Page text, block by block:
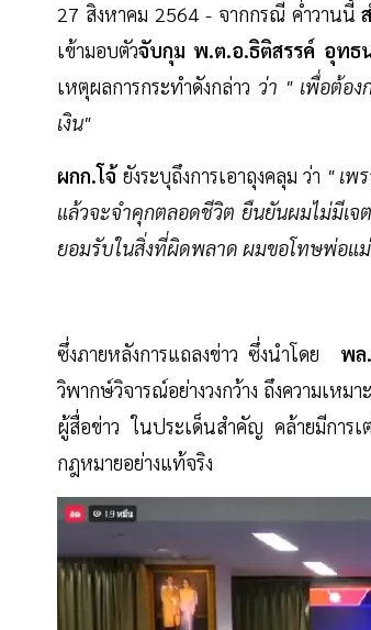
27 สิงหาคม 2564 - จากกรณี ค่ำวานนี้
เข้ามอบตัวจับกุม พ.ต.อ.ธิติสรรค์ อุทธ
เหตุผลการกระทำดังกล่าว ว่า " เพื่อต้อง
เงิน"
ผกก.โจ้ยังระบุถึงการเอาถุงคลุม ว่า " เพ
แล้วจะจำคุกตลอดชีวิต ยืนยันผมไม่มีเ
ยอมรับในสิ่งที่ผิดพลาด ผมขอโทษพ่อแ
ซึ่งภายหลังการแถลงข่าว ซึ่งนำโดย พล
วิพากษ์วิจารณ์อย่างวงกว้าง ถึงความเห
ผู้สื่อข่าว ในประเด็นสำคัญ คล้ายมีการ
กฎหมายอย่างแท้จริง